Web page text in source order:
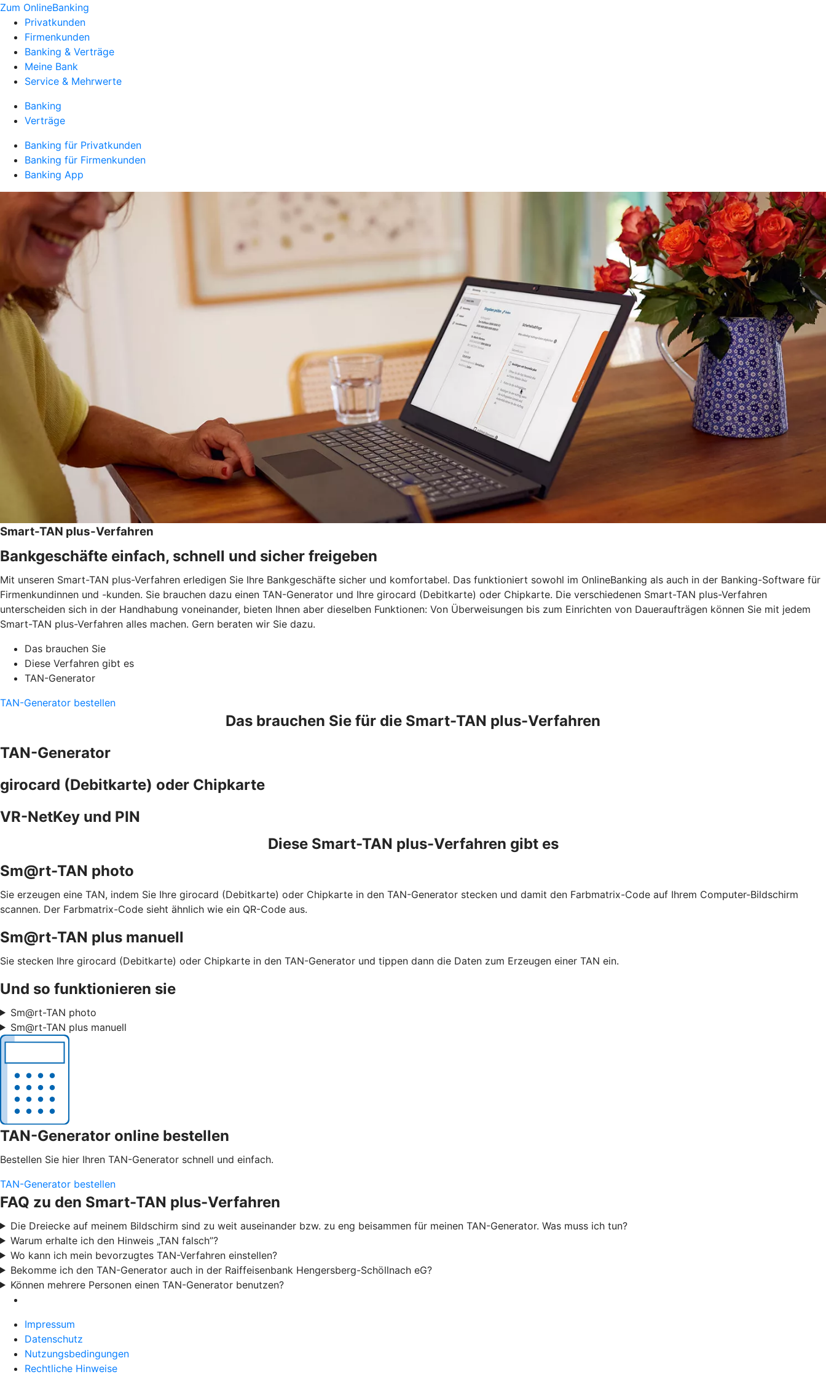
Zum OnlineBanking
Privatkunden
Firmenkunden
Banking & Verträge
Meine Bank
Service & Mehrwerte
Banking
Verträge
Banking für Privatkunden
Banking für Firmenkunden
Banking App
Smart-TAN plus-Verfahren
Bankgeschäfte einfach, schnell und sicher freigeben
Mit unseren Smart-TAN plus-Verfahren erledigen Sie Ihre Bankgeschäfte sicher und komfortabel. Das funktioniert sowohl im OnlineBanking als auch in der Banking-Software für
Firmenkundinnen und -kunden. Sie brauchen dazu einen TAN-Generator und Ihre girocard (Debitkarte) oder Chipkarte. Die verschiedenen Smart-TAN plus-Verfahren
unterscheiden sich in der Handhabung voneinander, bieten Ihnen aber dieselben Funktionen: Von Überweisungen bis zum Einrichten von Daueraufträgen können Sie mit jedem
Smart-TAN plus-Verfahren alles machen. Gern beraten wir Sie dazu.
Das brauchen Sie
Diese Verfahren gibt es
TAN-Generator
TAN-Generator bestellen
Das brauchen Sie für die Smart-TAN plus-Verfahren
TAN-Generator
girocard (Debitkarte) oder Chipkarte
VR-NetKey und PIN
Diese Smart-TAN plus-Verfahren gibt es
Sm@rt-TAN photo
Sie erzeugen eine TAN, indem Sie Ihre girocard (Debitkarte) oder Chipkarte in den TAN-Generator stecken und damit den Farbmatrix-Code auf Ihrem Computer-Bildschirm
scannen. Der Farbmatrix-Code sieht ähnlich wie ein QR-Code aus.
Sm@rt-TAN plus manuell
Sie stecken Ihre girocard (Debitkarte) oder Chipkarte in den TAN-Generator und tippen dann die Daten zum Erzeugen einer TAN ein.
Und so funktionieren sie
Sm@rt-TAN photo
Sm@rt-TAN plus manuell
TAN-Generator online bestellen
Bestellen Sie hier Ihren TAN-Generator schnell und einfach.
TAN-Generator bestellen
FAQ zu den Smart-TAN plus-Verfahren
Die Dreiecke auf meinem Bildschirm sind zu weit auseinander bzw. zu eng beisammen für meinen TAN-Generator. Was muss ich tun?
Warum erhalte ich den Hinweis „TAN falsch”?
Wo kann ich mein bevorzugtes TAN-Verfahren einstellen?
Bekomme ich den TAN-Generator auch in der Raiffeisenbank Hengersberg-Schöllnach eG?
Können mehrere Personen einen TAN-Generator benutzen?
Impressum
Datenschutz
Nutzungsbedingungen
Rechtliche Hinweise